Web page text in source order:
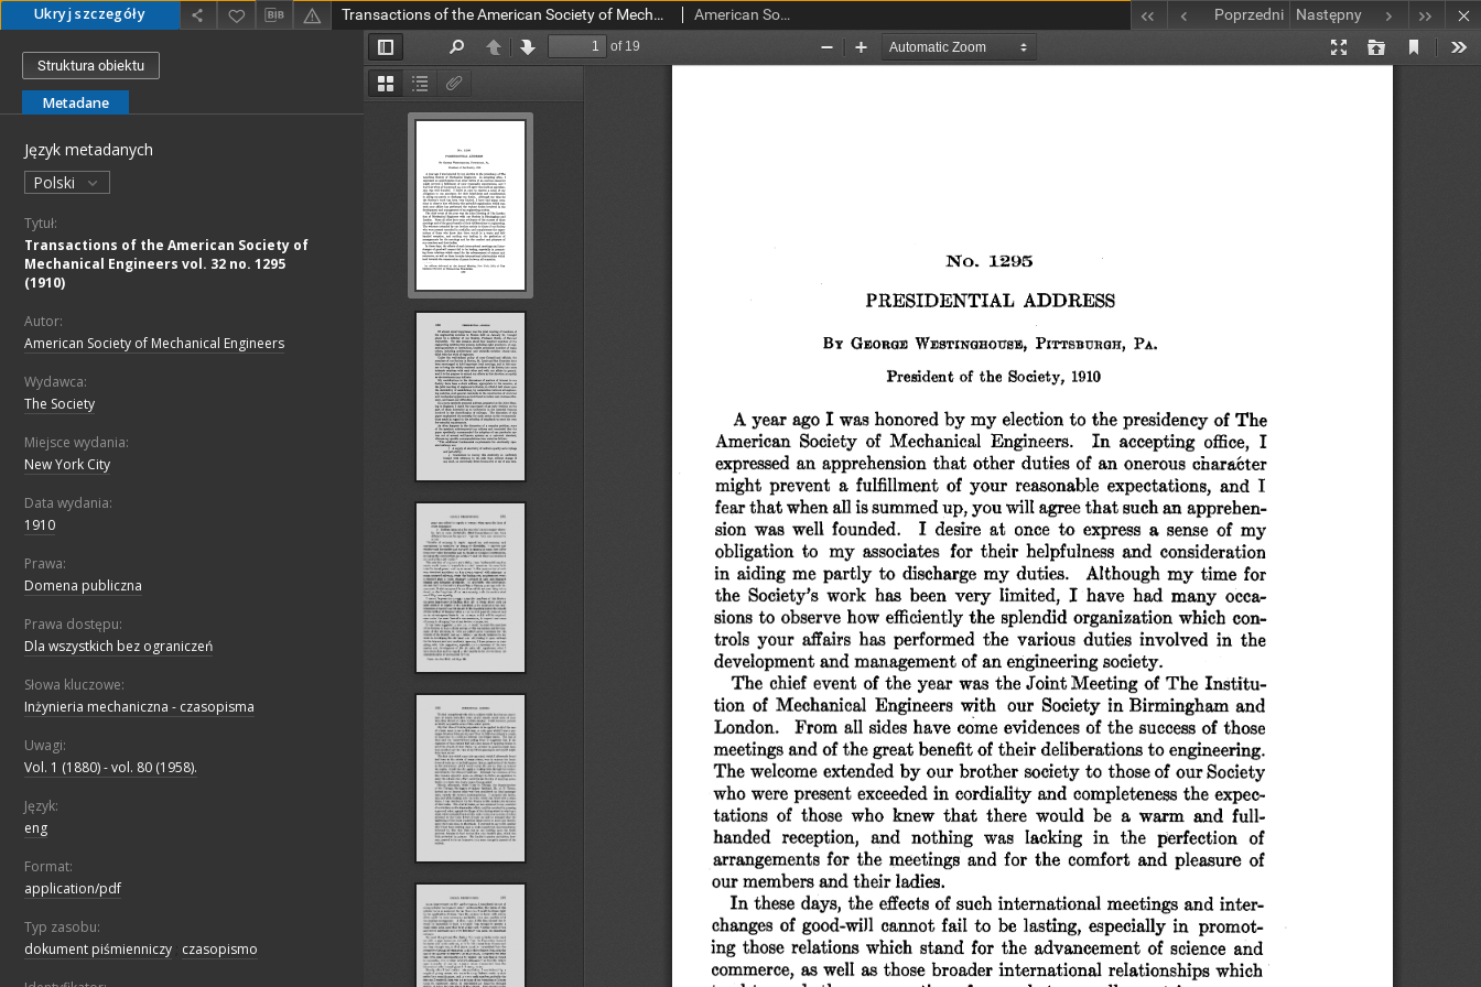
Ukryj szczegóły Transactions of the American Society of Mechanical Engineers vol. 32 no. 1295 (1910) American Society of Mechanical Engineers Poprzedni Następny
Struktura obiektu
Metadane
Język metadanych
Polski
Tytuł:
Transactions of the American Society of
Mechanical Engineers vol. 32 no. 1295
(1910)
Autor:
American Society of Mechanical Engineers
Wydawca:
The Society
Miejsce wydania:
New York City
Data wydania:
1910
Prawa:
Domena publiczna
Prawa dostępu:
Dla wszystkich bez ograniczeń
Słowa kluczowe:
Inżynieria mechaniczna - czasopisma
Uwagi:
Vol. 1 (1880) - vol. 80 (1958).
Język:
eng
Format:
application/pdf
Typ zasobu:
dokument piśmienniczy czasopismo